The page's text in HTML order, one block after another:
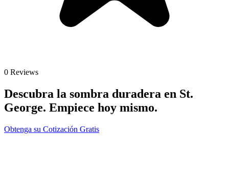
0 Reviews
Descubra la sombra duradera en St.
George. Empiece hoy mismo.
Obtenga su Cotización Gratis